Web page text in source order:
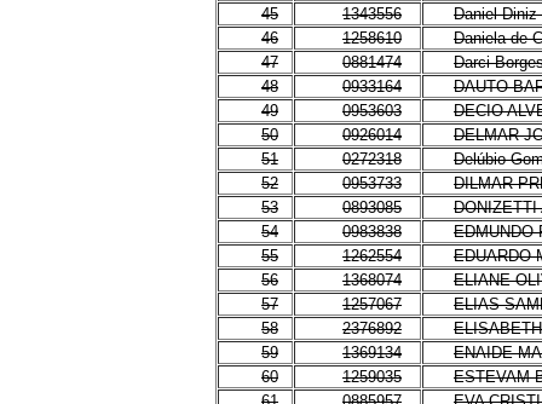
45
1343556
Daniel Diniz
46
1258610
Daniela de
47
0881474
Darci
48
0933164
DAUTO
49
0953603
DECIO
50
0926014
DELMAR
51
0272318
Delúbio
52
0953733
DILMAR
53
0893085
DONIZETTI
54
0983838
EDMUNDO
55
1262554
EDUARDO
56
1368074
ELIANE
57
1257067
ELIAS
58
2376892
59
1369134
ENAIDE
60
1259035
ESTEVAM